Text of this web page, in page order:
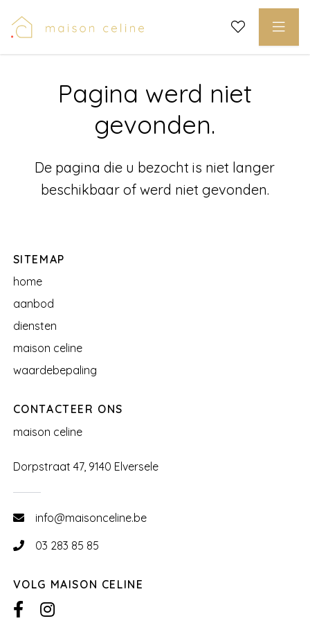
Pagina werd niet
gevonden.
De pagina die u bezocht is niet langer
beschikbaar of werd niet gevonden.
SITEMAP
home
aanbod
diensten
maison celine
waardebepaling
CONTACTEER ONS
maison celine
Dorpstraat 47, 9140 Elversele
info@maisonceline.be
03 283 85 85
VOLG MAISON CELINE